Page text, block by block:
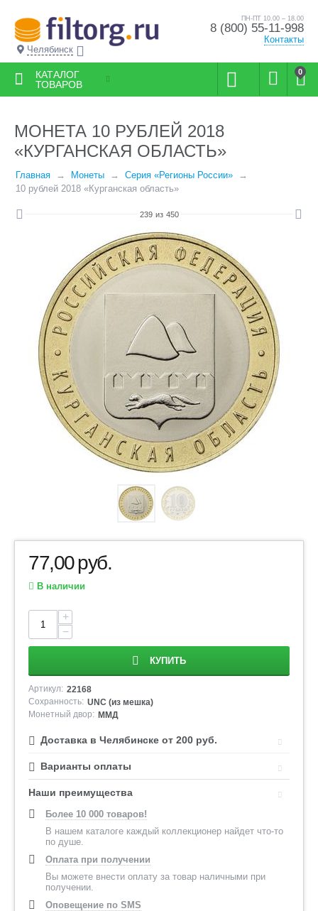
Челябинск
ПН-ПТ 10.00 – 18.00
8 (800) 55-11-998
Контакты
0
КАТАЛОГ
ТОВАРОВ
МОНЕТА 10 РУБЛЕЙ 2018
«КУРГАНСКАЯ ОБЛАСТЬ»
Главная Монеты
Серия «Регионы России»
10 рублей 2018 «Курганская область»
239 из 450
77,00руб.
В наличии
+
−
КУПИТЬ
Артикул: 22168
Сохранность: UNC (из мешка)
Монетный двор: ММД
Доставка в Челябинске от 200 руб.
Варианты оплаты
Наши преимущества
Более 10 000 товаров!
В нашем каталоге каждый коллекционер найдет что-то
по душе.
Оплата при получении
Вы можете внести оплату за товар наличными при
получении.
Оповещение по SMS